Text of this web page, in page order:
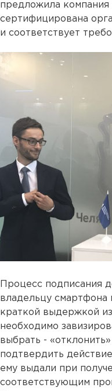
предложила
сертифицирована
и соответствует
Процесс подписания
владельцу
краткой выдержкой
необходимо
выбрать -
подтвердить
ему выдали при
соответствующим